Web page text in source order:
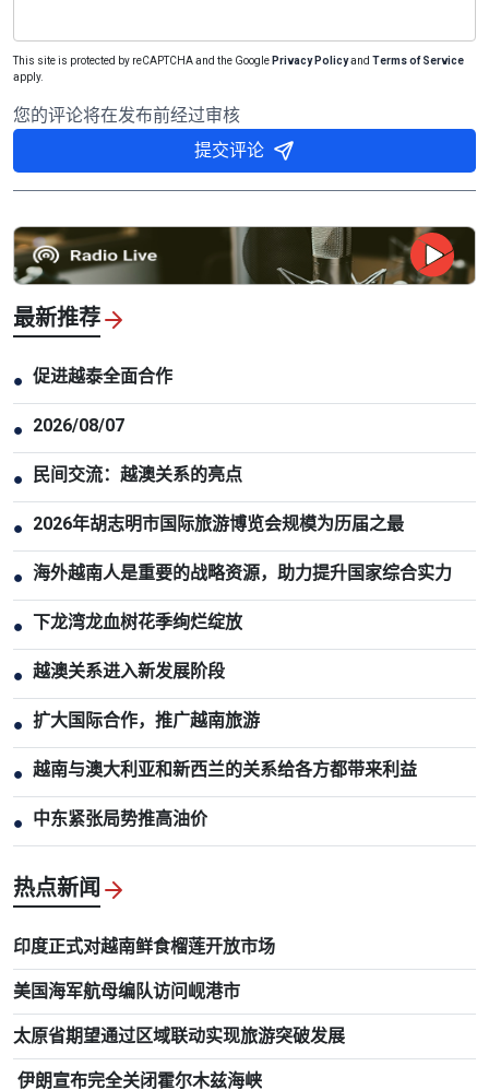
This site is protected by reCAPTCHA and the Google Privacy Policyand Terms of Service
apply.
您的评论将在发布前经过审核
提交评论
最新推荐
● 促进越泰全面合作
● 2026/08/07
● 民间交流：越澳关系的亮点
● 2026年胡志明市国际旅游博览会规模为历届之最
● 海外越南人是重要的战略资源，助力提升国家综合实力
● 下龙湾龙血树花季绚烂绽放
● 越澳关系进入新发展阶段
● 扩大国际合作，推广越南旅游
● 越南与澳大利亚和新西兰的关系给各方都带来利益
● 中东紧张局势推高油价
热点新闻
印度正式对越南鲜食榴莲开放市场
美国海军航母编队访问岘港市
太原省期望通过区域联动实现旅游突破发展
伊朗宣布完全关闭霍尔木兹海峡